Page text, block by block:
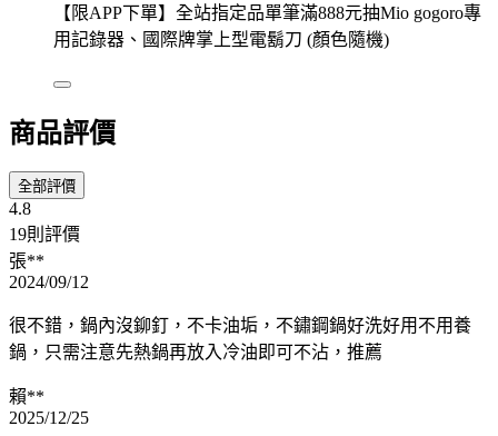
【限APP下單】全站指定品單筆滿888元抽Mio gogoro專
用記錄器、國際牌掌上型電鬍刀 (顏色隨機)
商品評價
全部評價
4.8
19則評價
張**
2024/09/12
很不錯，鍋內沒鉚釘，不卡油垢，不鏽鋼鍋好洗好用不用養
鍋，只需注意先熱鍋再放入冷油即可不沾，推薦
賴**
2025/12/25